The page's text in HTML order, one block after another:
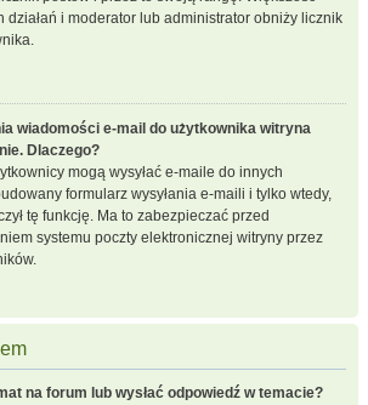
działań i moderator lub administrator obniży licznik
wiadomości e-mail do użytkownika witryna
Dlaczego?
mogą wysyłać e-maile do innych
formularz wysyłania e-maili i tylko wtedy,
tę funkcję. Ma to zabezpieczać przed
systemu poczty elektronicznej witryny przez
na forum lub wysłać odpowiedź w temacie?